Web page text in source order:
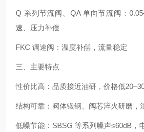
Q 系列节流阀、QA 单向节流阀：
速、压力补偿
FKC 调速阀：温度补偿，流量稳定
三、主要特点
性价比高：品质接近油研，价格低
结构可靠：阀体锻钢、阀芯淬火研磨，
低噪节能：SBSG 等系列噪声≤60dB，